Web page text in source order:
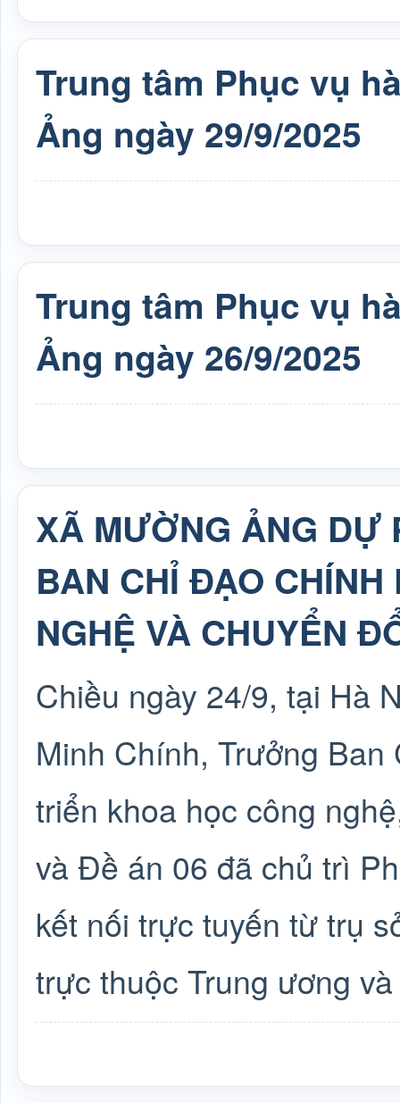
Trung tâm Phục vụ
Ảng ngày 29/9/2025
Trung tâm Phục vụ
Ảng ngày 26/9/2025
XÃ MƯỜNG ẢNG DỰ
BAN CHỈ ĐẠO CHÍNH
NGHỆ VÀ CHUYỂN
Chiều ngày 24/9, tại Hà
Minh Chính, Trưởng
triển khoa học công
và Đề án 06 đã chủ trì
kết nối trực tuyến từ trụ
trực thuộc Trung ương